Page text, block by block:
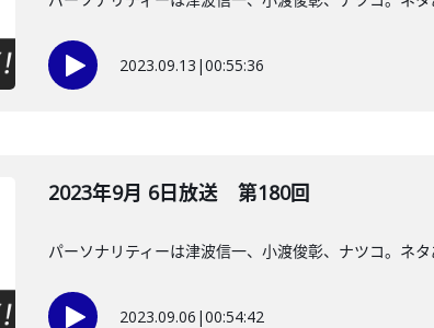
2023.09.13 |00:55:36
2023年9月 6日放送 第180回
パーソナリティーは津波信一、小渡俊彰、ナツコ。ネ
2023.09.06 |00:54:42